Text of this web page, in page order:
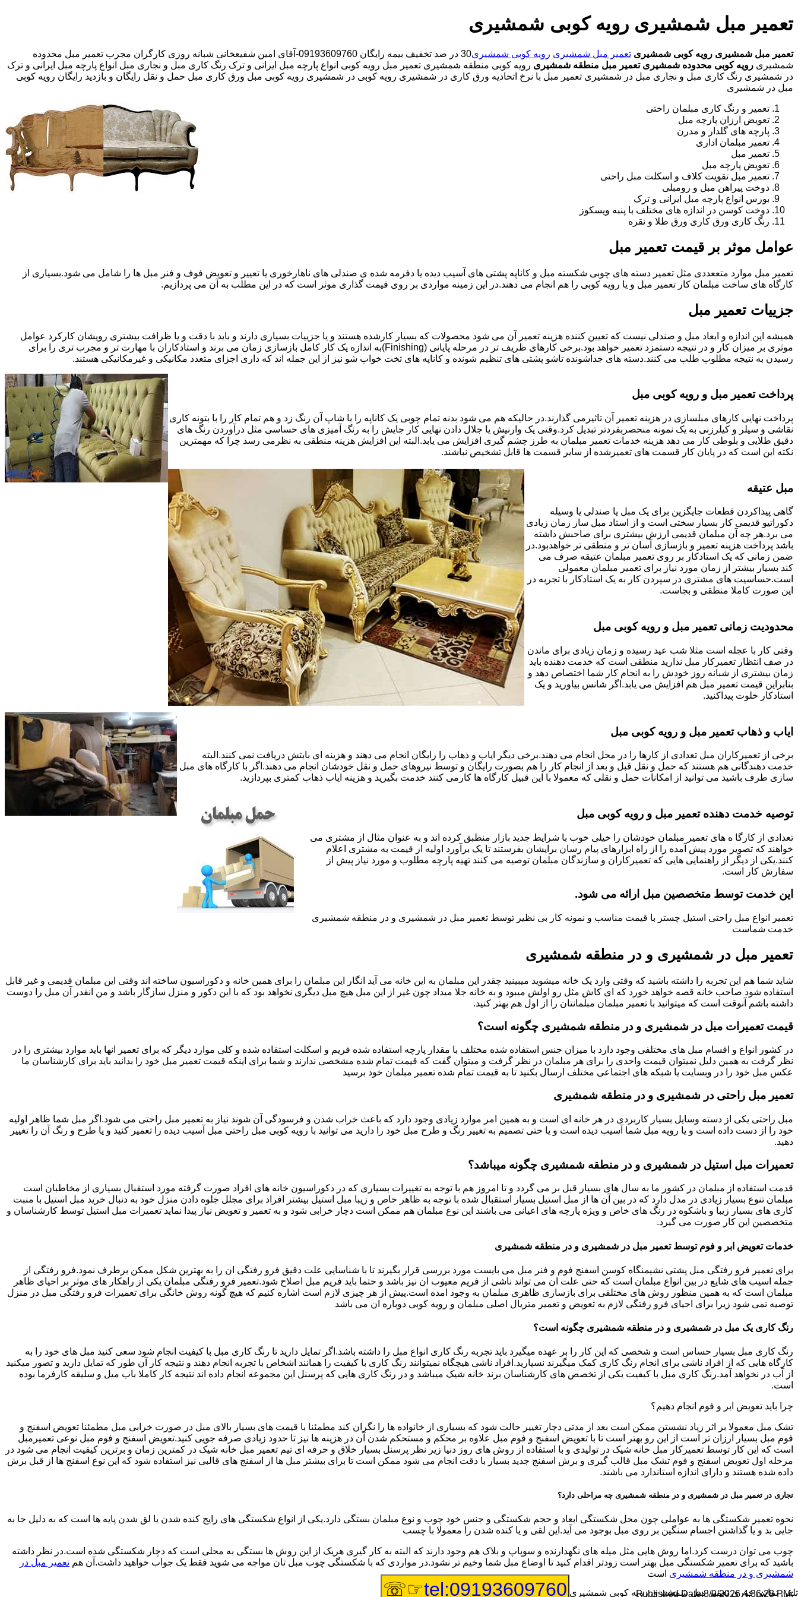
تعمیر مبل شمشیری رویه کوبی شمشیری
تعمیر مبل شمشیری رویه کوبی شمشیری تعمیر مبل شمشیری رویه کوبی شمشیری
30 در صد تخفیف بیمه رایگان 09193609760-آقای امین شفیعخانی شبانه روزی کارگران مجرب تعمیر مبل محدوده
شمشیری رویه کوبی محدوده شمشیری تعمیر مبل منطقه شمشیری رویه کوبی منطقه شمشیری تعمیر مبل رویه کوبی انواع پارچه مبل ایرانی و ترک رنگ کاری مبل و نجاری مبل انواع پارچه مبل ایرانی و ترک
در شمشیری رنگ کاری مبل و نجاری مبل در شمشیری تعمیر مبل با نرخ اتحادیه ورق کاری در شمشیری رویه کوبی در شمشیری رویه کوبی مبل ورق کاری مبل حمل و نقل رایگان و بازدید رایگان رویه کوبی
مبل در شمشیری
تعمیر و رنگ کاری مبلمان راحتی
تعویض ارزان پارچه مبل
پارچه های گلدار و مدرن
تعمیر مبلمان اداری
تعمیر مبل
تعویض پارچه مبل
تعمیر مبل تقویت کلاف و اسکلت مبل راحتی
دوخت پیراهن مبل و رومبلی
بورس انواع پارچه مبل ایرانی و ترک
دوخت کوسن در اندازه های مختلف با پنبه ویسکوز
رنگ کاری ورق کاری ورق طلا و نقره
عوامل موثر بر قیمت تعمیر مبل
تعمیر مبل موارد متععددی مثل تعمیر دسته های چوبی شکسته مبل و کاناپه پشتی های آسیب دیده یا دفرمه شده ی صندلی های ناهارخوری یا تعییر و تعویض فوف و فنر مبل ها را شامل می شود.بسیاری از
کارگاه های ساخت مبلمان کار تعمیر مبل و یا رویه کوبی را هم انجام می دهند.در این زمینه مواردی بر روی قیمت گذاری موثر است که در این مطلب به آن می پردازیم.
جزییات تعمیر مبل
همیشه این اندازه و ابعاد مبل و صندلی نیست که تعیین کننده هزینه تعمیر آن می شود محصولات که بسیار کارشده هستند و یا جزییات بسیاری دارند و باید با دقت و یا ظرافت بیشتری رویشان کارکرد عوامل
موثری بر میزان کار و در نتیجه دستمزد تعمیر خواهد بود.برخی کارهای ظریف تر در مرحله پایانی (Finishing)به اندازه یک کار کامل بازسازی زمان می برند و استادکاران با مهارت تر و مجرب تری را برای
رسیدن به نتیجه مطلوب طلب می کنند.دسته های جداشونده تاشو پشتی های تنظیم شونده و کاناپه های تخت خواب شو نیز از این جمله اند که داری اجزای متعدد مکانیکی و غیرمکانیکی هستند.
پرداخت تعمیر مبل و رویه کوبی مبل
پرداخت نهایی کارهای مبلسازی در هزینه تعمیر آن تاثیرمی گذارند.در حالیکه هم می شود بدنه تمام چوبی یک کاناپه را با شاپ آن رنگ زد و هم تمام کار را با بتونه کاری
نقاشی و سیلر و کیلرزنی به یک نمونه منحصربفردتر تبدیل کرد.وقتی یک وارنیش یا جلال دادن نهایی کار جایش را به رنگ آمیزی های حساسی مثل درآوردن رنگ های
دقیق طلایی و بلوطی کار می دهد هزینه خدمات تعمیر مبلمان به طرز چشم گیری افزایش می یابد.البته این افزایش هزینه منطقی به نظرمی رسد چرا که مهمترین
نکته این است که در پایان کار قسمت های تعمیرشده از سایر قسمت ها قابل تشخیص نباشند.
مبل عتیقه
گاهی پیداکردن قطعات جایگزین برای یک مبل یا صندلی یا وسیله
دکوراتیو قدیمی کار بسیار سختی است و از استاد مبل ساز زمان زیادی
می برد.هر چه آن مبلمان قدیمی ارزش بیشتری برای صاحبش داشته
باشد پرداخت هزینه تعمیر و بازسازی آسان تر و منطقی تر خواهدبود.در
ضمن زمانی که یک استادکار بر روی تعمیر مبلمان عتیقه صرف می
کند بسیار بیشتر از زمان مورد نیاز برای تعمیر مبلمان معمولی
است.حساسیت های مشتری در سپردن کار به یک استادکار با تجربه در
این صورت کاملا منطقی و بجاست.
محدودیت زمانی تعمیر مبل و رویه کوبی مبل
وقتی کار با عجله است مثلا شب عید رسیده و زمان زیادی برای ماندن
در صف انتظار تعمیرکار مبل ندارید منطقی است که خدمت دهنده باید
زمان بیشتری از شبانه روز خودش را به انجام کار شما اختصاص دهد و
بنابراین قیمت تعمیر مبل هم افزایش می یابد.اگر شانس بیاورید و یک
استادکار خلوت پیداکنید.
ایاب و ذهاب تعمیر مبل و رویه کوبی مبل
برخی از تعمیرکاران مبل تعدادی از کارها را در محل انجام می دهند.برخی دیگر ایاب و ذهاب را رایگان انجام می دهند و هزینه ای بابتش دریافت نمی کنند.البته
خدمت دهندگانی هم هستند که حمل و نقل قبل و بعد از انجام کار را هم بصورت رایگان و توسط نیروهای حمل و نقل خودشان انجام می دهند.اگر با کارگاه های مبل
سازی طرف باشید می توانید از امکانات حمل و نقلی که معمولا با این قبیل کارگاه ها کارمی کنند خدمت بگیرید و هزینه ایاب ذهاب کمتری بپردازید.
توصیه خدمت دهنده تعمیر مبل و رویه کوبی مبل
تعدادی از کارگا ه های تعمیر مبلمان خودشان را خیلی خوب با شرایط جدید بازار منطبق کرده اند و به عنوان مثال از مشتری می
خواهند که تصویر مورد پیش آمده را از راه ابزارهای پیام رسان برایشان بفرستند تا یک برآورد اولیه از قیمت به مشتری اعلام
کنند.یکی از دیگر از راهنمایی هایی که تعمیرکاران و سازندگان مبلمان توصیه می کنند تهیه پارچه مطلوب و مورد نیاز پیش از
سفارش کار است.
این خدمت توسط متخصصین مبل ارائه می شود.
تعمیر انواع مبل راحتی استیل چستر با قیمت مناسب و نمونه کار بی نظیر توسط تعمیر مبل در شمشیری و در منطقه شمشیری
خدمت شماست
تعمیر مبل در شمشیری و در منطقه شمشیری
شاید شما هم این تجربه را داشته باشید که وقتی وارد یک خانه میشوید میبینید چقدر این مبلمان به این خانه می آید انگار این مبلمان را برای همین خانه و دکوراسیون ساخته اند وقتی این مبلمان قدیمی و غیر قابل
استفاده شود صاحب خانه قصه خواهد خورد که ای کاش مثل رو اولش میبود و به خانه جلا میداد چون غیر از این مبل هیچ مبل دیگری نخواهد بود که با این دکور و منزل سازگار باشد و من انقدر آن مبل را دوست
داشته باشم آنوقت است که میتوانید با تعمیر مبلمان مبلمانتان را از اول هم بهتر کنید.
قیمت تعمیرات مبل در شمشیری و در منطقه شمشیری چگونه است؟
در کشور انواع و اقسام مبل های مختلفی وجود دارد با میزان جنس استفاده شده مختلف با مقدار پارچه استفاده شده فریم و اسکلت استفاده شده و کلی موارد دیگر که برای تعمیر انها باید موارد بیشتری را در
نظر گرفت به همین دلیل نمیتوان قیمت واحدی را برای هر مبلمان در نظر گرفت و میتوان گفت که قیمت تمام شده مشخصی ندارند و شما برای اینکه قیمت تعمیر مبل خود را بدانید باید برای کارشناسان ما
عکس مبل خود را در وبسایت یا شبکه های اجتماعی مختلف ارسال بکنید تا به قیمت تمام شده تعمیر مبلمان خود برسید
تعمیر مبل راحتی در شمشیری و در منطقه شمشیری
مبل راحتی یکی از دسته وسایل بسیار کاربردی در هر خانه ای است و به همین امر موارد زیادی وجود دارد که باعث خراب شدن و فرسودگی آن شوند نیاز به تعمیر مبل راحتی می شود.اگر مبل شما ظاهر اولیه
خود را از دست داده است و یا رویه مبل شما آسیب دیده است و یا حتی تصمیم به تغییر رنگ و طرح مبل خود را دارید می توانید با رویه کوبی مبل راحتی مبل آسیب دیده را تعمیر کنید و یا طرح و رنگ آن را تغییر
دهید.
تعمیرات مبل استیل در شمشیری و در منطقه شمشیری چگونه میباشد؟
قدمت استفاده از مبلمان در کشور ما به سال های بسیار قبل بر می گردد و تا امروز هم با توجه به تغییرات بسیاری که در دکوراسیون خانه های افراد صورت گرفته مورد استقبال بسیاری از مخاطبان است
مبلمان تنوع بسیار زیادی در مدل دارد که در بین آن ها از مبل استیل بسیار استقبال شده با توجه به ظاهر خاص و زیبا مبل استیل بیشتر افراد برای مجلل جلوه دادن منزل خود به دنبال خرید مبل استیل با منبت
کاری های بسیار زیبا و باشکوه در رنگ های خاص و ویژه پارچه های اعیانی می باشند این نوع مبلمان هم ممکن است دچار خرابی شود و به تعمیر و تعویض نیاز پیدا نماید تعمیرات مبل استیل توسط کارشناسان و
متخصصین این کار صورت می گیرد.
خدمات تعویض ابر و فوم توسط تعمیر مبل در شمشیری و در منطقه شمشیری
برای تعمیر فرو رفتگی مبل پشتی نشیمنگاه کوسن اسفنج فوم و فنر مبل می بایست مورد بررسی قرار بگیرند تا با شناسایی علت دقیق فرو رفتگی ان را به بهترین شکل ممکن برطرف نمود.فرو رفتگی از
جمله اسیب های شایع در بین انواع مبلمان است که حتی علت ان می تواند ناشی از فریم معیوب ان نیز باشد و حتما باید فریم مبل اصلاح شود.تعمیر فرو رفتگی مبلمان یکی از راهکار های موثر بر احیای ظاهر
مبلمان است که به همین منظور روش های مختلفی برای بازسازی ظاهری مبلمان به وجود امده است.پیش از هر چیزی لازم است اشاره کنیم که هیچ گونه روش خانگی برای تعمیرات فرو رفتگی مبل در منزل
توصیه نمی شود زیرا برای احیای فرو رفتگی لازم به تعویض و تعمیر متریال اصلی مبلمان و رویه کوبی دوباره ان می باشد
رنگ کاری یک مبل در شمشیری و در منطقه شمشیری چگونه است؟
رنگ کاری مبل بسیار حساس است و شخصی که این کار را بر عهده میگیرد باید تجربه رنگ کاری انواع مبل را داشته باشد.اگر تمایل دارید تا رنگ کاری مبل با کیفیت انجام شود سعی کنید مبل های خود را به
کارگاه هایی که از افراد ناشی برای انجام رنگ کاری کمک میگیرند نسپارید.افراد ناشی هیچگاه نمیتوانند رنگ کاری با کیفیت را همانند اشخاص با تجربه انجام دهند و نتیجه کار آن طور که تمایل دارید و تصور میکنید
از آب در نخواهد آمد.رنگ کاری مبل با کیفیت یکی از تخصص های کارشناسان برند خانه شیک میباشد و در رنگ کاری هایی که پرسنل این مجموعه انجام داده اند نتیجه کار کاملا باب میل و سلیقه کارفرما بوده
است.
چرا باید تعویض ابر و فوم انجام دهیم؟
تشک مبل معمولا بر اثر زیاد نشستن ممکن است بعد از مدتی دچار تغییر حالت شود که بسیاری از خانواده ها را نگران کند مطمئنا با قیمت های بسیار بالای مبل در صورت خرابی مبل مطمئنا تعویض اسفنج و
فوم مبل بسیار ارزان تر است از این رو بهتر است تا با تعویض اسفنج و فوم مبل علاوه بر محکم و مستحکم شدن آن در هزینه ها نیز تا حدود زیادی صرفه جویی کنید.تعویض اسفنج و فوم مبل نوعی تعمیرمبل
است که این کار توسط تعمیرکار مبل خانه شیک در تولیدی و با استفاده از روش های روز دنیا زیر نظر پرسنل بسیار خلاق و حرفه ای تیم تعمیر مبل خانه شیک در کمترین زمان و برترین کیفیت انجام می شود در
مرحله اول تعویض اسفنج و فوم تشک مبل قالب گیری و برش اسفنج جدید بسیار با دقت انجام می شود ممکن است تا برای بیشتر مبل ها از اسفنج های قالبی نیز استفاده شود که این نوع اسفنج ها از قبل برش
داده شده هستند و دارای اندازه استاندارد می باشند.
نجاری در تعمیر مبل در شمشیری و در منطقه شمشیری چه مراحلی دارد؟
نحوه تعمیر شکستگی ها به عواملی چون محل شکستگی ابعاد و حجم شکستگی و جنس خود چوب و نوع مبلمان بستگی دارد.یکی از انواع شکستگی های رایج کنده شدن یا لق شدن پایه ها است که به دلیل جا به
جایی بد و یا گذاشتن اجسام سنگین بر روی مبل بوجود می آید.این لقی و یا کنده شدن را معمولا با چسب
چوب می توان درست کرد.اما روش هایی مثل میله های نگهدارنده و سوپاپ و بلاک هم وجود دارند که البته به کار گیری هریک از این روش ها بستگی به محلی است که دچار شکستگی شده است.در نظر داشته
باشید که برای تعمیر شکستگی مبل بهتر است زودتر اقدام کنید تا اوضاع مبل شما وخیم تر نشود.در مواردی که با شکستگی چوب مبل تان مواجه می شوید فقط یک جواب خواهید داشت.آن هم تعمیر مبل در
شمشیری و در منطقه شمشیری است
:Published Date:
8/9/2026 4:36:28 PM
تلفن تماس فوریتعمیر مبل شمشیری رویه کوبی شمشیری tel:09193609760
☞☏